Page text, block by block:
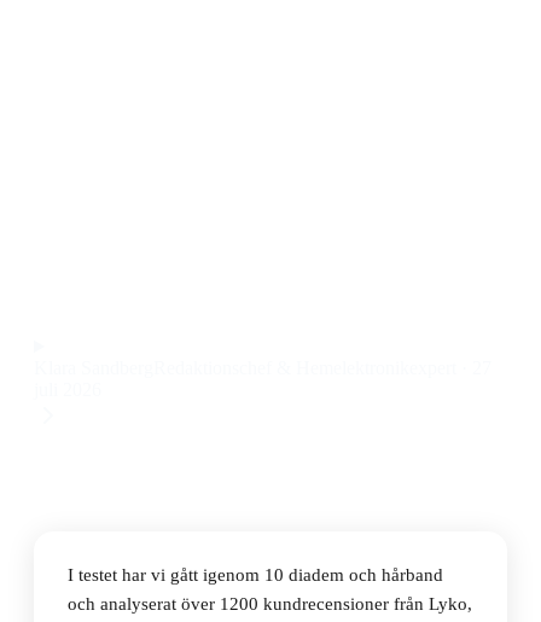
I testet har vi gått igenom 10 diadem och hårband
och analyserat över 1200 kundrecensioner från Lyko,